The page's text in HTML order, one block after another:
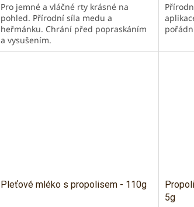
z
5
hvězdiček.
Pro jemné a vláčné rty krásné na
pohled. Přírodní síla medu a
heřmánku. Chrání před popraskáním
a vysušením.
Pleťové mléko s propolisem - 110g
5g